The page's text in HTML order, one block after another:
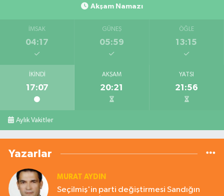
Akşam Namazı
İMSAK
04:17
GÜNEŞ
05:59
ÖĞLE
13:15
İKINDI
17:07
AKŞAM
20:21
YATSI
21:56
Aylık Vakitler
Yazarlar
MURAT AYDIN
Seçilmiş'in parti değiştirmesi Sandığın